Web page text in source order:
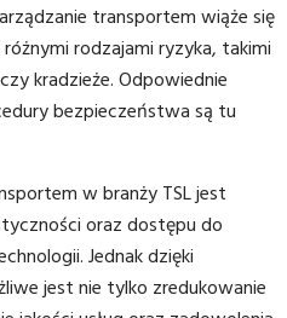
transportem wiąże się
rodzajami ryzyka, takimi
kradzieże. Odpowiednie
bezpieczeństwa są tu
w branży TSL jest
oraz dostępu do
Jednak dzięki
jest nie tylko zredukowanie